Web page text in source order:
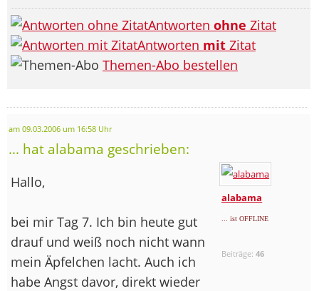
Antworten ohne Zitat
Antworten mit Zitat
Themen-Abo bestellen
am 09.03.2006 um 16:58 Uhr
... hat alabama geschrieben:
alabama
... ist OFFLINE
Beiträge:46
Hallo,
bei mir Tag 7. Ich bin heute gut
drauf und weiß noch nicht wann
mein Äpfelchen lacht. Auch ich
habe Angst davor, direkt wieder